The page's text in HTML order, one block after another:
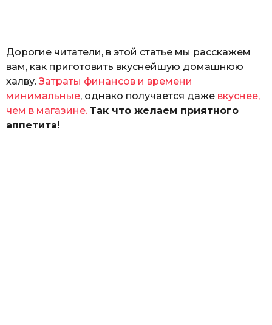
Дорогие читатели, в этой статье мы расскажем
вам, как приготовить вкуснейшую домашнюю
халву. Затраты финансов и времени
минимальные, однако получается даже вкуснее,
чем в магазине. Так что желаем приятного
аппетита!